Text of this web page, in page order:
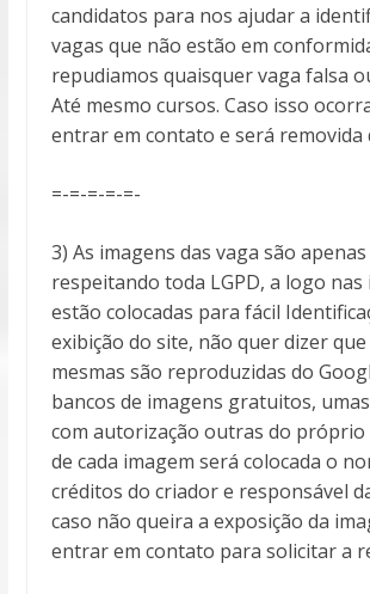
candidatos para nos ajudar a
vagas que não estão em
repudiamos quaisquer vaga falsa
Até mesmo cursos. Caso isso
entrar em contato e será removida
=-=-=-=-=-
3) As imagens das vaga são
respeitando toda LGPD, a logo nas
estão colocadas para fácil
exibição do site, não quer dizer que
mesmas são reproduzidas do
bancos de imagens gratuitos,
com autorização outras do próprio
de cada imagem será colocada o
créditos do criador e responsável
caso não queira a exposição da
entrar em contato para solicitar a